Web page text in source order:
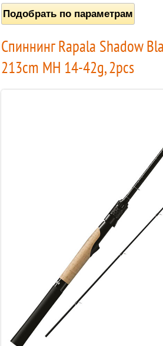
Подобрать по параметрам
Спиннинг Rapala Shadow
213cm MH 14-42g, 2pcs